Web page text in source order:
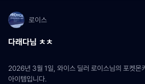
로이스
다래다님 ㅊㅊ
2026년 3월 1일, 와이스 딜러 로이스님의 포켓몬
아이템입니다.